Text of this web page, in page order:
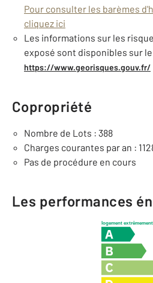
Pour consulter les barèmes
cliquez ici
Les informations sur les
exposé sont disponibles sur
https://www.georisques.gouv.fr/
Copropriété
Nombre de Lots : 388
Charges courantes par an :
Pas de procédure en cours
Les performances
logement